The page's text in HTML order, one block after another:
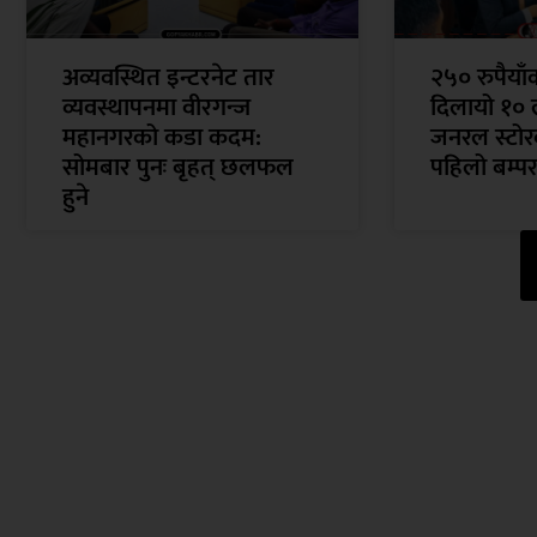
अव्यवस्थित इन्टरनेट तार
व्यवस्थापनमा वीरगन्ज
महानगरको कडा कदम:
सोमबार पुनः बृहत् छलफल
हुने
२५०
दिलायो
जनरल
पहिलो